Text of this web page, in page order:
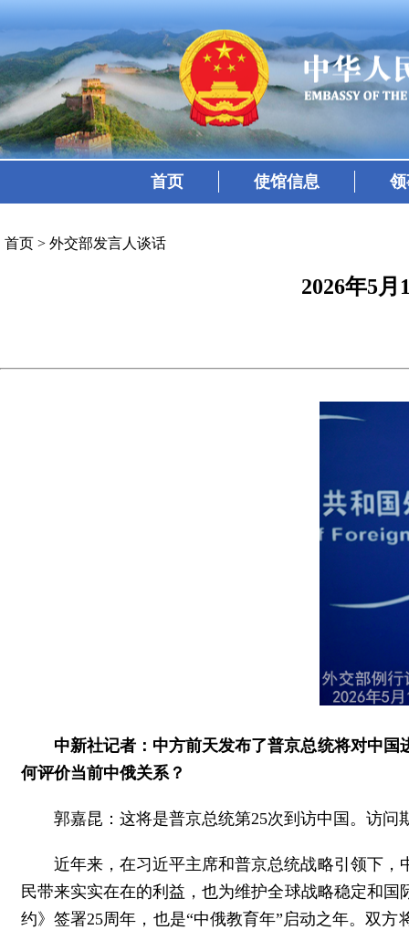
首页 使馆信息
首页 > 外交部发言人谈话
2026年5
中新社记者：中方前天发布了普京总统将对中
何评价当前中俄关系？
郭嘉昆：这将是普京总统第25次到访中国。访
近年来，在习近平主席和普京总统战略引领下
民带来实实在在的利益，也为维护全球战略稳定和
约》签署25周年，也是“中俄教育年”启动之年。双